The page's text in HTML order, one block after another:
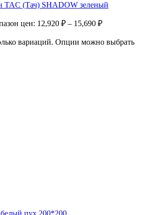
TAC (Тач) SHADOW зеленый
цен: 12,920 ₽ – 15,690 ₽
вариаций. Опции можно выбрать